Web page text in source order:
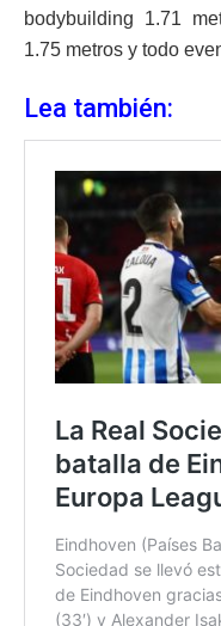
bodybuilding 1.71
1.75 metros y todo
Lea también: